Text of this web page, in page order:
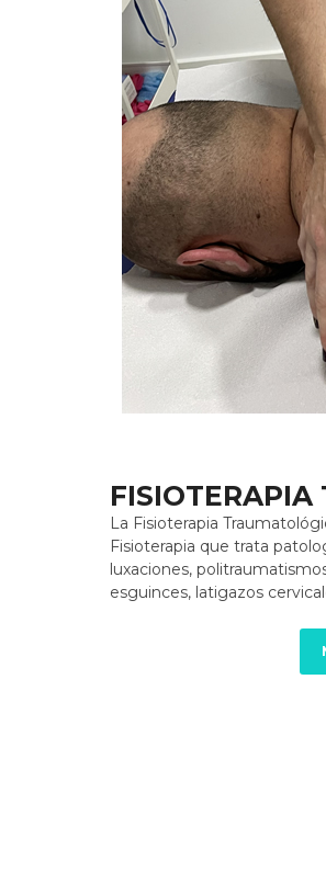
La Fisioterapia
Fisioterapia que trata
luxaciones,
esguinces, latigazos